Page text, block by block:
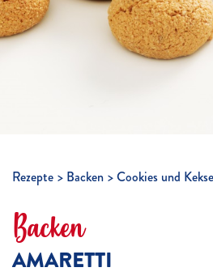
Rezepte Backen Cookies und Kekse
Backen
AMARETTI